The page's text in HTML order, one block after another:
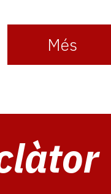
Més